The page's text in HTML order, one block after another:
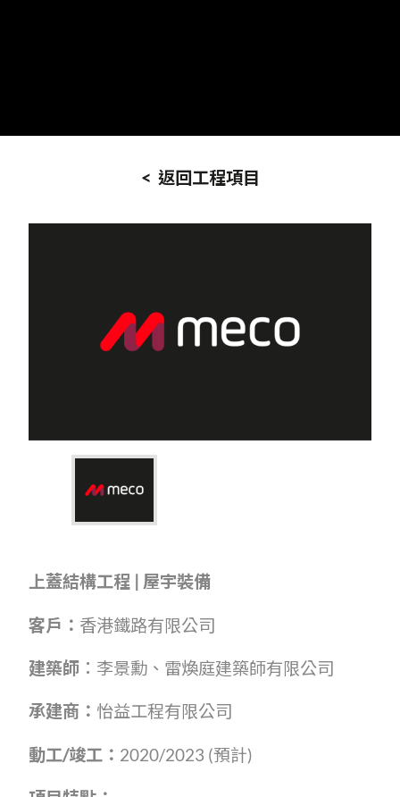
< 返回工程項目
上蓋結構工程 屋宇裝備
客戶： 香港鐵路有限公司
建築師︰ 李景勳、雷煥庭建築師有限公司
承建商： 怡益工程有限公司
動工/竣工： 2020/2023 (預計)